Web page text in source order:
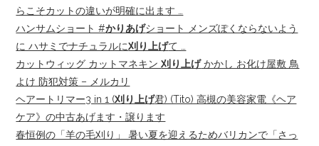
らこそカットの違いが明確に出ます …
ハンサムショート #かりあげショート メンズぽくならないよう
に ハサミでナチュラルに刈り上げて …
カットウィッグ カットマネキン刈り上げかかし お化け屋敷 鳥
よけ 防犯対策 – メルカリ
ヘアートリマー3 in 1 (刈り上げ君) (Tito) 高槻の美容家電《ヘア
ケア》の中古あげます・譲ります
春恒例の「羊の毛刈り」 暑い夏を迎えるためバリカンで「さっ